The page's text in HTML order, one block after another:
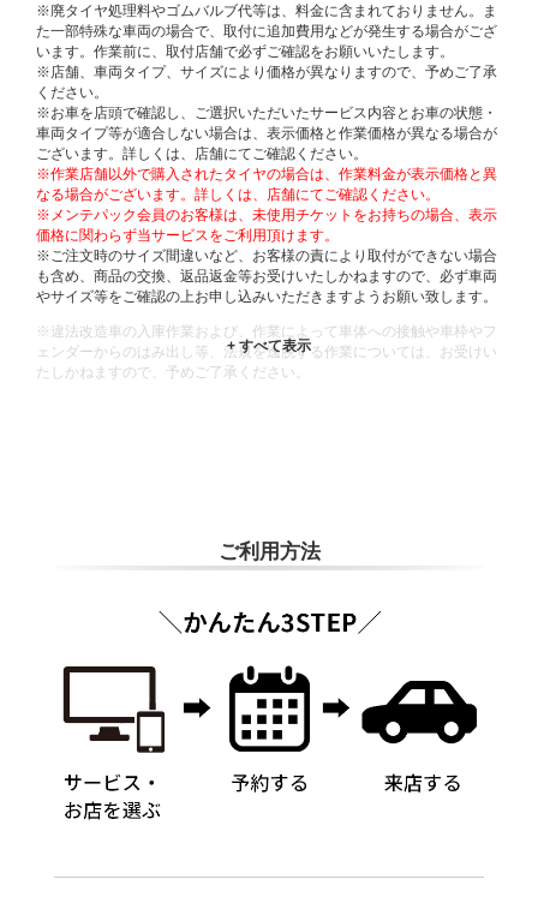
※廃タイヤ処理料やゴムバルブ代等は、料金に含まれておりません。ま
た一部特殊な車両の場合で、取付に追加費用などが発生する場合がござ
います。作業前に、取付店舗で必ずご確認をお願いいたします。
※店舗、車両タイプ、サイズにより価格が異なりますので、予めご了承
ください。
※お車を店頭で確認し、ご選択いただいたサービス内容とお車の状態・
車両タイプ等が適合しない場合は、表示価格と作業価格が異なる場合が
ございます。詳しくは、店舗にてご確認ください。
※作業店舗以外で購入されたタイヤの場合は、作業料金が表示価格と異
なる場合がございます。詳しくは、店舗にてご確認ください。
※メンテパック会員のお客様は、未使用チケットをお持ちの場合、表示
価格に関わらず当サービスをご利用頂けます。
※ご注文時のサイズ間違いなど、お客様の責により取付ができない場合
も含め、商品の交換、返品返金等お受けいたしかねますので、必ず車両
やサイズ等をご確認の上お申し込みいただきますようお願い致します。
※違法改造車の入庫作業および、作業によって車体への接触や車枠やフ
ェンダーからのはみ出し等、法規を逸脱する作業については、お受けい
たしかねますので、予めご了承ください。
ご利用方法